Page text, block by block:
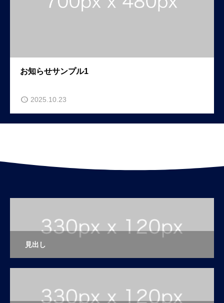
お知らせサンプル1
2025.10.23
見出し